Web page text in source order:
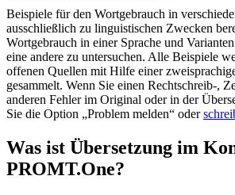
Beispiele für den Wortgebrauch in
ausschließlich zu linguistischen Zwecken
Wortgebrauch in einer Sprache und
eine andere zu untersuchen. Alle Beispiele
offenen Quellen mit Hilfe einer
gesammelt. Wenn Sie einen Rechtschreib-,
anderen Fehler im Original oder in der
Sie die Option „Problem melden“ oder
Was ist Übersetzung im
PROMT.One?